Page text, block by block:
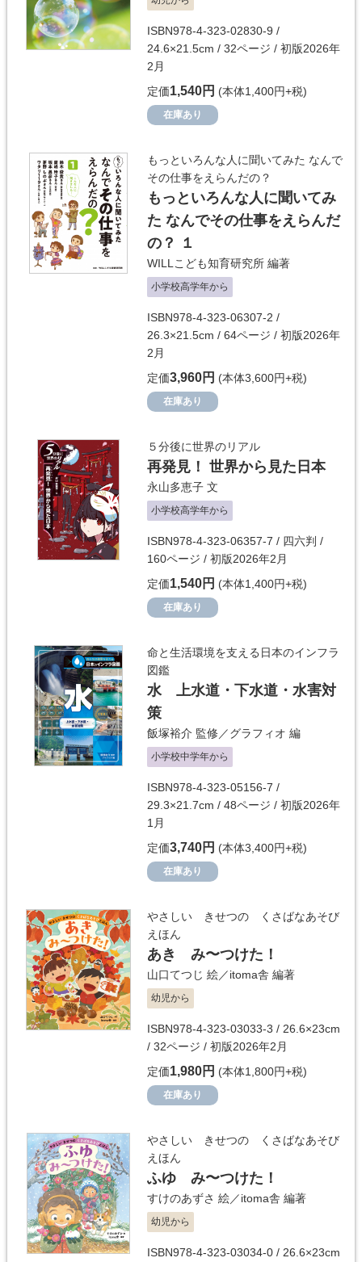
ISBN978-4-323-02830-9 /
24.6×21.5cm / 32ページ / 初版2026年
2月
定価1,540円 (本体1,400円+税)
在庫あり
もっといろんな人に聞いてみた なんで
その仕事をえらんだの？
もっといろんな人に聞いてみ
た なんでその仕事をえらんだ
の？ １
WILLこども知育研究所 編著
小学校高学年から
ISBN978-4-323-06307-2 /
26.3×21.5cm / 64ページ / 初版2026年
2月
定価3,960円 (本体3,600円+税)
在庫あり
５分後に世界のリアル
再発見！ 世界から見た日本
永山多恵子 文
小学校高学年から
ISBN978-4-323-06357-7 / 四六判 /
160ページ / 初版2026年2月
定価1,540円 (本体1,400円+税)
在庫あり
命と生活環境を支える日本のインフラ
図鑑
水 上水道・下水道・水害対
策
飯塚裕介 監修／グラフィオ 編
小学校中学年から
ISBN978-4-323-05156-7 /
29.3×21.7cm / 48ページ / 初版2026年
1月
定価3,740円 (本体3,400円+税)
在庫あり
やさしい きせつの くさばなあそび
えほん
あき み〜つけた！
山口てつじ 絵／itoma舎 編著
幼児から
ISBN978-4-323-03033-3 / 26.6×23cm
/ 32ページ / 初版2026年2月
定価1,980円 (本体1,800円+税)
在庫あり
やさしい きせつの くさばなあそび
えほん
ふゆ み〜つけた！
すけのあずさ 絵／itoma舎 編著
幼児から
ISBN978-4-323-03034-0 / 26.6×23cm